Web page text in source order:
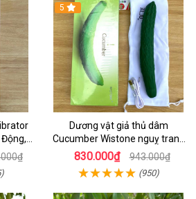
Thích
5
Dương vật giả thủ dâm
Cucumber Wistone nguỵ trang
hình quả dưa Leo
830.000₫ 943.000₫
(950)